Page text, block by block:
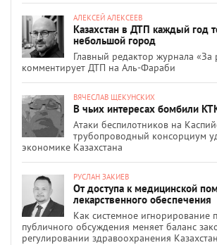
АЛЕКСЕЙ АЛЕКСЕЕВ
Казахстан в ДТП каждый год
небольшой город
Главный редактор журнала «За
комментирует ДТП на Аль-Фараби
ВЯЧЕСЛАВ ЩЕКУНСКИХ
В чьих интересах бомбили
Атаки беспилотников на
трубопроводный консорциум
экономике Казахстана
РУСЛАН ЗАКИЕВ
От доступа к медицинской
лекарственного обеспечения
Как системное игнорирование
публичного обсуждения меняет баланс
регулировании здравоохранения